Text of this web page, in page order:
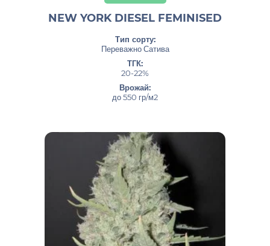
NEW YORK DIESEL FEMINISED
Тип сорту:
Переважно Сатива
ТГК:
20-22%
Врожай:
до 550 гр/м2